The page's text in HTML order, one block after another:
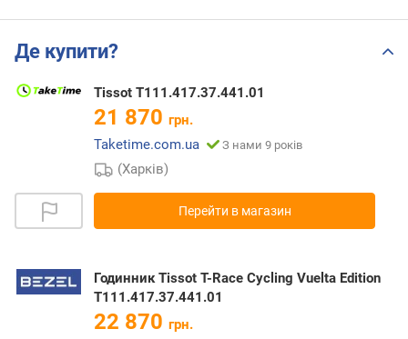
Де купити?
Tissot T111.417.37.441.01
21 870 грн.
Taketime.com.ua
З нами 9 років
(Харків)
Перейти в магазин
Годинник Tissot T-Race Cycling Vuelta Edition
T111.417.37.441.01
22 870 грн.